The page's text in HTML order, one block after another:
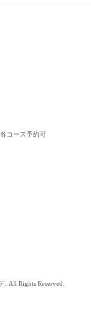
コース予約可
. All Rights Reserved.